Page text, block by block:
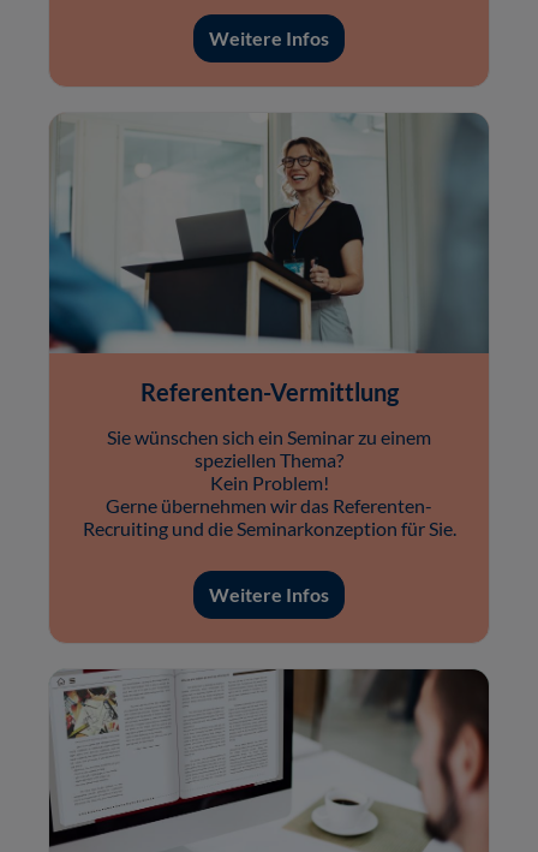
Weitere Infos
Referenten-Vermittlung
Sie wünschen sich ein Seminar zu einem
speziellen Thema?
Kein Problem!
Gerne übernehmen wir das Referenten-
Recruiting und die Seminarkonzeption für Sie.
Weitere Infos